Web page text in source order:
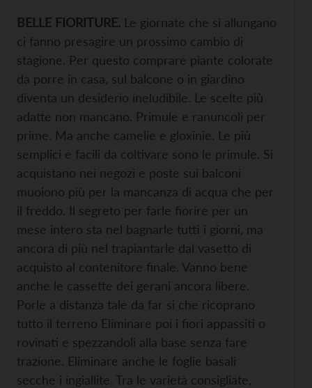
BELLE FIORITURE. Le giornate che si allungano
ci fanno presagire un prossimo cambio di
stagione. Per questo comprare piante colorate
da porre in casa, sul balcone o in giardino
diventa un desiderio ineludibile. Le scelte più
adatte non mancano. Primule e ranuncoli per
prime. Ma anche camelie e gloxinie. Le più
semplici e facili da coltivare sono le primule. Si
acquistano nei negozi e poste sui balconi
muoiono più per la mancanza di acqua che per
il freddo. Il segreto per farle fiorire per un
mese intero sta nel bagnarle tutti i giorni, ma
ancora di più nel trapiantarle dal vasetto di
acquisto al contenitore finale. Vanno bene
anche le cassette dei gerani ancora libere.
Porle a distanza tale da far si che ricoprano
tutto il terreno Eliminare poi i fiori appassiti o
rovinati e spezzandoli alla base senza fare
trazione. Eliminare anche le foglie basali
secche i ingiallite. Tra le varietà consigliate,